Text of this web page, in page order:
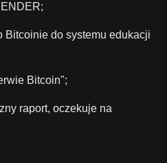
Bitcoinie do systemu edukacji
Bitcoin";
raport, oczekuje na